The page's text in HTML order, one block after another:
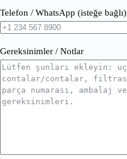
Telefon / WhatsApp (isteğe bağlı)
Gereksinimler / Notlar